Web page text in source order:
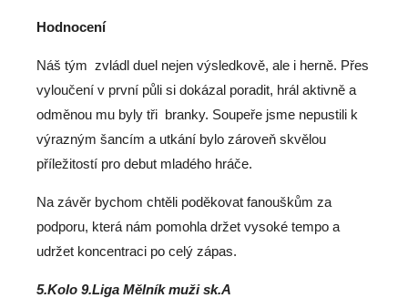
Hodnocení
Náš tým zvládl duel nejen výsledkově, ale i herně. Přes
vyloučení v první půli si dokázal poradit, hrál aktivně a
odměnou mu byly tři branky. Soupeře jsme nepustili k
výrazným šancím a utkání bylo zároveň skvělou
příležitostí pro debut mladého hráče.
Na závěr bychom chtěli poděkovat fanouškům za
podporu, která nám pomohla držet vysoké tempo a
udržet koncentraci po celý zápas.
5.Kolo 9.Liga Mělník muži sk.A